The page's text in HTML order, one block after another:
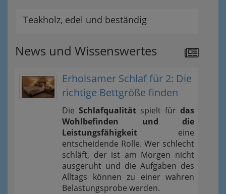
Teakholz, edel und beständig
News und Wissenswertes
Erholsamer Schlaf für 2: Die
richtige Bettgröße finden
Die Schlafqualität spielt für das
Wohlbefinden und die
Leistungsfähigkeit eine
entscheidende Rolle. Wer schlecht
schläft, der ist am Morgen nicht
ausgeruht und die Aufgaben des
Alltags können zu einer wahren
Belastungsprobe werden.